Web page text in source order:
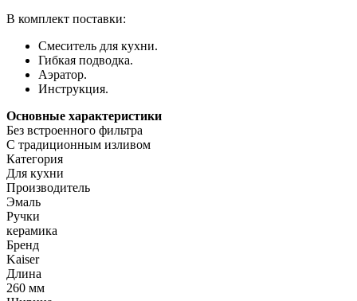
В комплект поставки:
Смеситель для кухни.
Гибкая подводка.
Аэратор.
Инструкция.
Основные характеристики
Без встроенного фильтра
С традиционным изливом
Категория
Для кухни
Производитель
Эмаль
Ручки
керамика
Бренд
Kaiser
Длина
260 мм